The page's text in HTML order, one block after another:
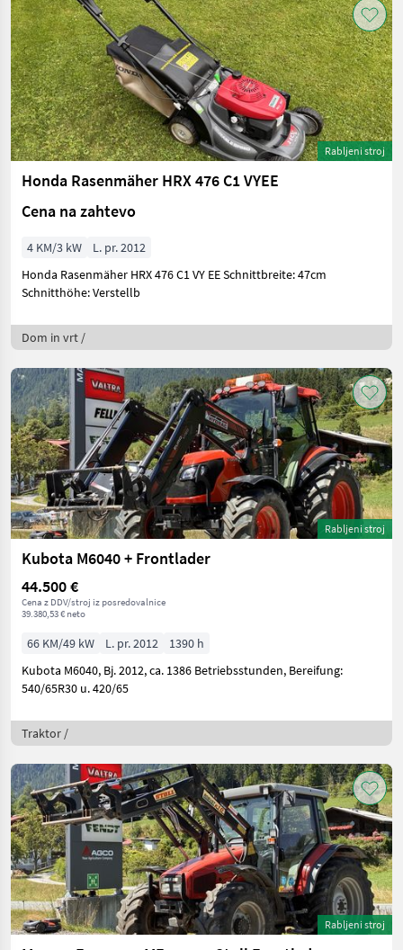
Rabljeni stroj
Honda Rasenmäher HRX 476 C1 VYEE
Cena na zahtevo
4 KM/3 kW
L. pr. 2012
Honda Rasenmäher HRX 476 C1 VY EE Schnittbreite: 47cm
Schnitthöhe: Verstellb
Dom in vrt /
Rabljeni stroj
Kubota M6040 + Frontlader
44.500 €
Cena z DDV/stroj iz posredovalnice
39.380,53 € neto
66 KM/49 kW L. pr. 2012
1390 h
Kubota M6040, Bj. 2012, ca. 1386 Betriebsstunden, Bereifung:
540/65R30 u. 420/65
Traktor /
Rabljeni stroj